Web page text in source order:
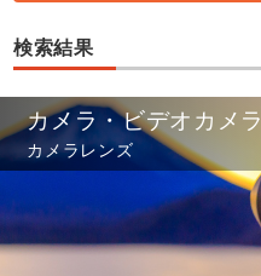
検索結果
カメラ・ビデオカメラ
カメラレンズ